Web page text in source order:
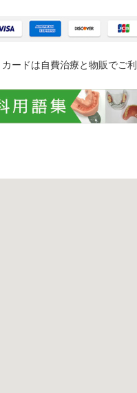
ードは自費治療と物販でご利